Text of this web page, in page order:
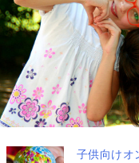
子供向けオ